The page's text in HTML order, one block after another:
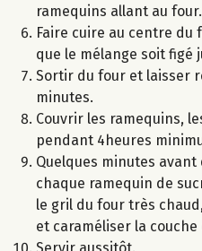
ramequins allant au
Faire cuire au centre du
que le mélange soit figé
Sortir du four et laisser
minutes.
Couvrir les ramequins,
pendant 4heures
Quelques minutes
chaque ramequin de
le gril du four très
et caraméliser la couche